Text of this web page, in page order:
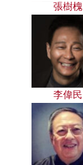
張樹槐
李偉民